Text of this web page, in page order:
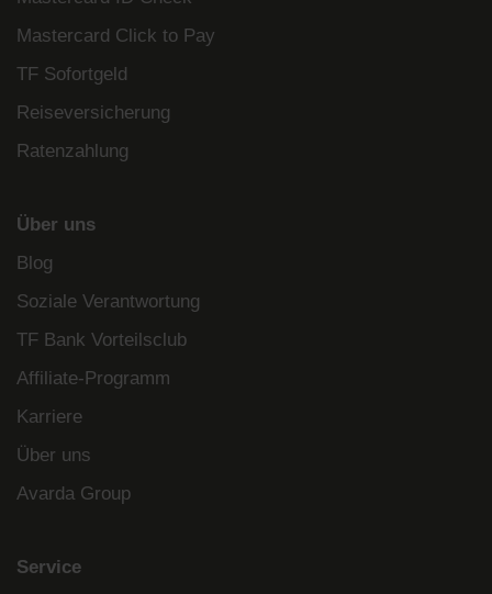
Mastercard Click to Pay
TF Sofortgeld
Reiseversicherung
Ratenzahlung
Über uns
Blog
Soziale Verantwortung
TF Bank Vorteilsclub
Affiliate-Programm
Karriere
Über uns
Avarda Group
Service